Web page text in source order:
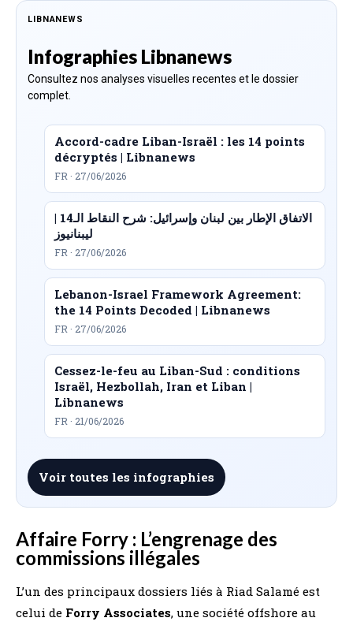
LIBNANEWS
Infographies Libnanews
Consultez nos analyses visuelles recentes et le dossier
complet.
Accord-cadre Liban-Israël : les 14 points
décryptés | Libnanews
FR · 27/06/2026
الاتفاق الإطار بين لبنان وإسرائيل: شرح النقاط الـ14 |
ليبنانيوز
FR · 27/06/2026
Lebanon-Israel Framework Agreement:
the 14 Points Decoded | Libnanews
FR · 27/06/2026
Cessez-le-feu au Liban-Sud : conditions
Israël, Hezbollah, Iran et Liban |
Libnanews
FR · 21/06/2026
Voir toutes les infographies
Affaire Forry : L’engrenage des
commissions illégales
L’un des principaux dossiers liés à Riad Salamé est
celui de Forry Associates, une société offshore au